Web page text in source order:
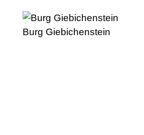
Burg Giebichenstein